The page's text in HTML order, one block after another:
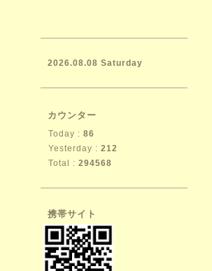
2026.08.08 Saturday
カウンター
Today : 86
Yesterday : 212
Total : 294568
携帯サイト